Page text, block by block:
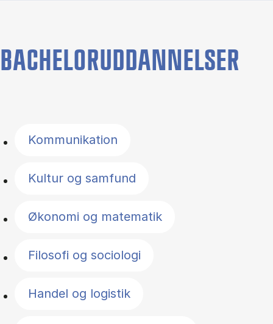
BACHELORUDDANNELSER
Kommunikation
Kultur og samfund
Økonomi og matematik
Filosofi og sociologi
Handel og logistik